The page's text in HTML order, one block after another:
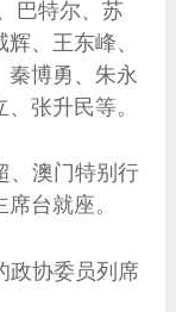
巴特尔、苏
、王东峰、
秦博勇、朱永
张升民等。
、澳门特别行
台就座。
政协委员列席